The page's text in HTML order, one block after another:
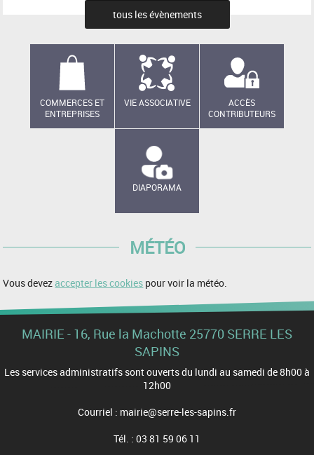
tous les évènements
COMMERCES ET
ENTREPRISES
VIE ASSOCIATIVE
ACCÈS
CONTRIBUTEURS
DIAPORAMA
MÉTÉO
Vous devezaccepter les cookies pour voir la météo.
MAIRIE - 16, Rue la Machotte 25770 SERRE LES
SAPINS
Les services administratifs sont ouverts du lundi au samedi de 8h00 à
12h00
Courriel : mairie@serre-les-sapins.fr
Tél. : 03 81 59 06 11